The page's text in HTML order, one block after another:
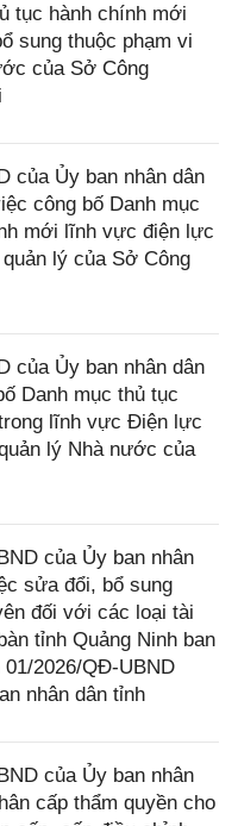
tục hành chính mới
sung thuộc phạm vi
của Sở Công
của Ủy ban nhân dân
công bố Danh mục
mới lĩnh vực điện lực
lý của Sở Công
của Ủy ban nhân dân
Danh mục thủ tục
lĩnh vực Điện lực
lý Nhà nước của
của Ủy ban nhân
sửa đổi, bổ sung
đối với các loại tài
tỉnh Quảng Ninh ban
01/2026/QĐ-UBND
nhân dân tỉnh
của Ủy ban nhân
cấp thẩm quyền cho